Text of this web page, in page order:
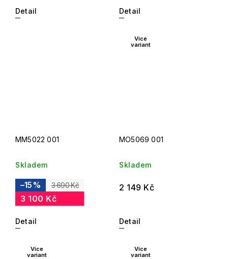
Detail Detail
MM5022 001
Skladem
3 690 Kč
–15 %
3 100 Kč
Detail
Více
variant
MO5069 001
Skladem
2 149 Kč
Detail
Více
variant
Více
variant